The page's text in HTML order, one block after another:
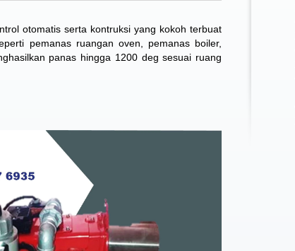
otomatis serta kontruksi yang kokoh terbuat
pemanas ruangan oven, pemanas boiler,
panas hingga 1200 deg sesuai ruang